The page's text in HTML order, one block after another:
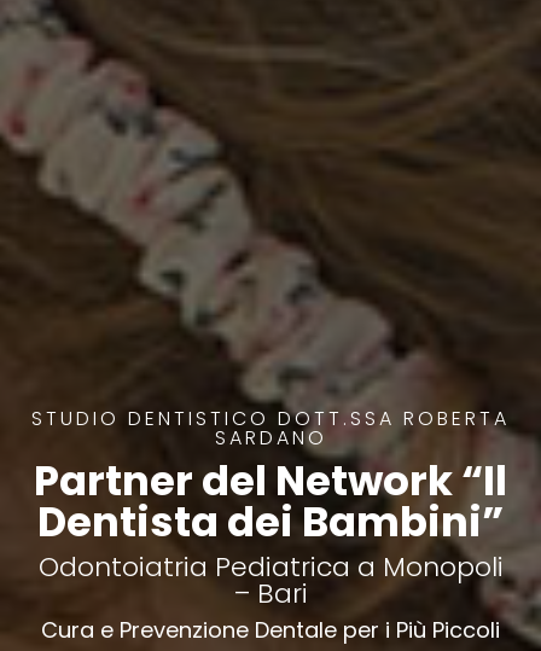
STUDIO DENTISTICO DOTT.SSA ROBERTA
SARDANO
Partner del Network “Il
Dentista dei Bambini”
Odontoiatria Pediatrica a Monopoli
– Bari
Cura e Prevenzione Dentale per i Più Piccoli